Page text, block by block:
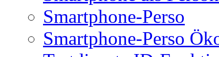
Smartphone-Perso
Smartphone-Perso